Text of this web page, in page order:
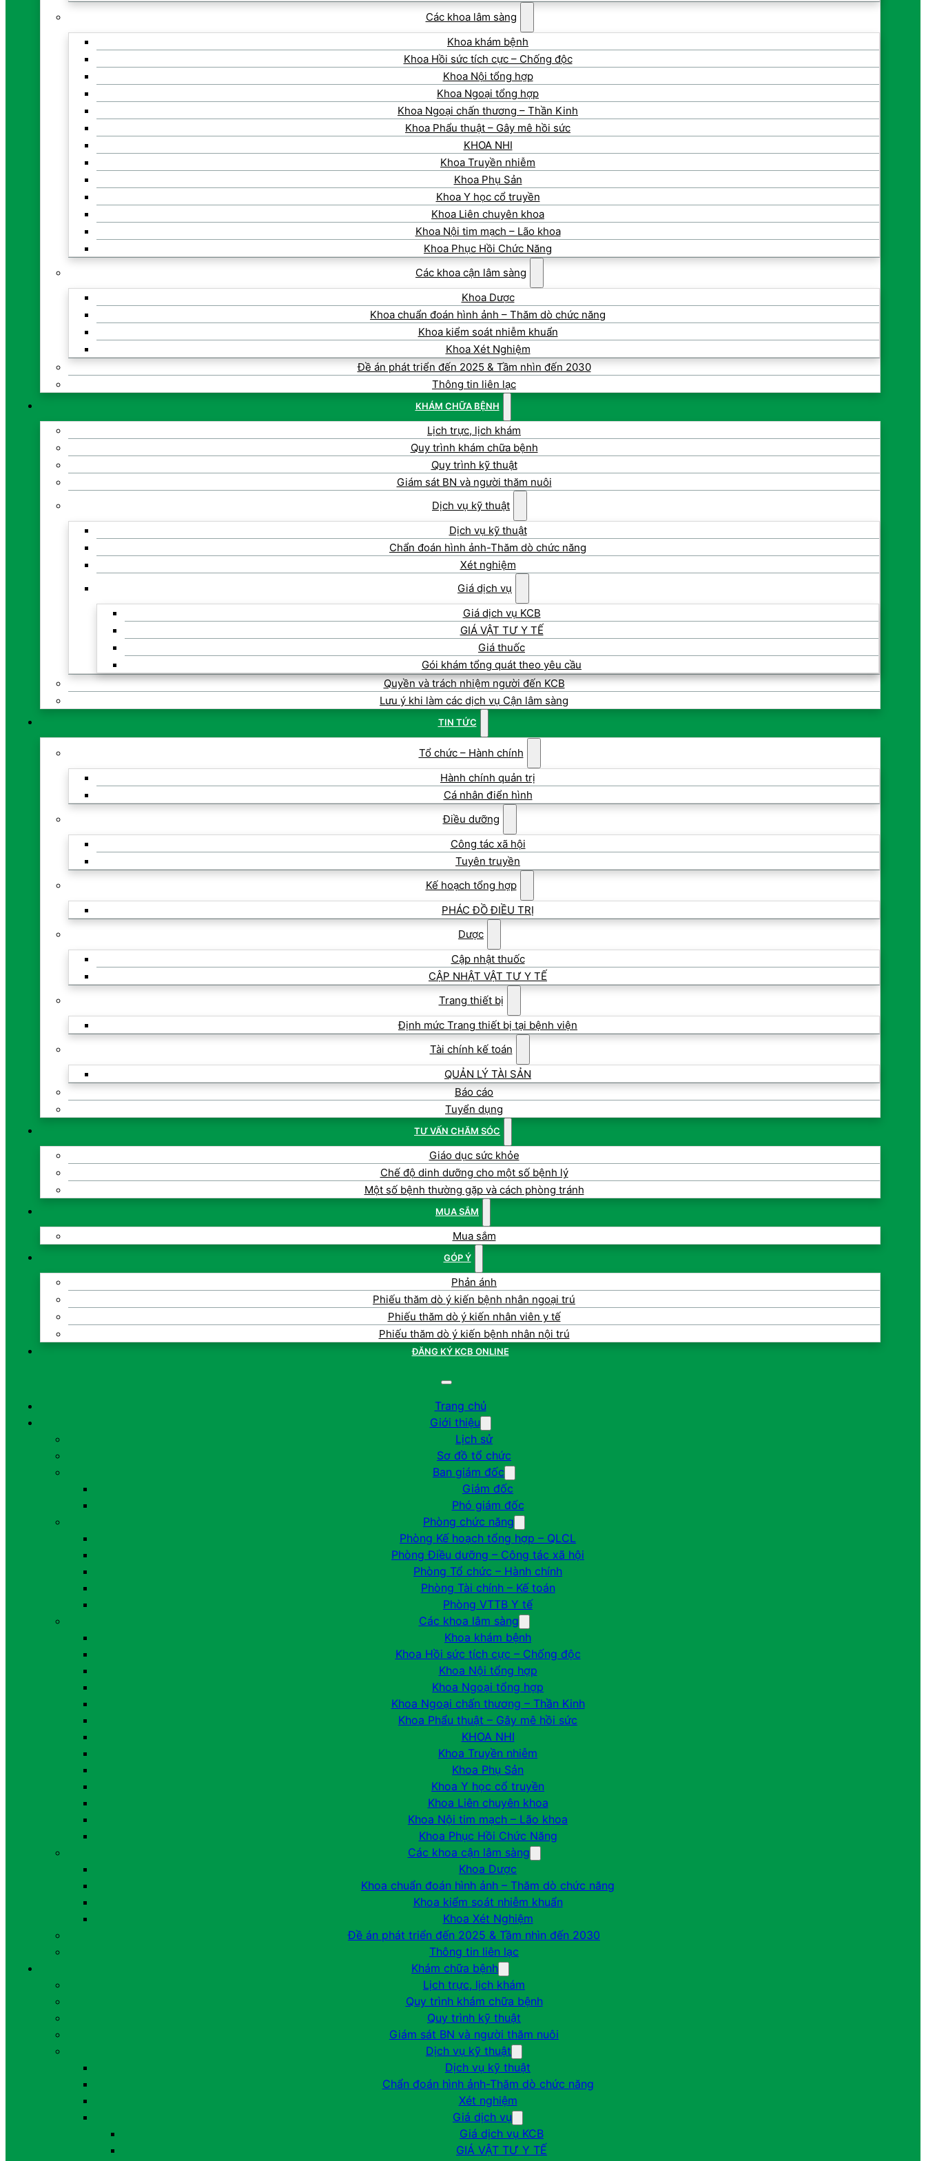
Các khoa lâm sàng
Khoa khám bệnh
Khoa Hồi sức tích cực – Chống độc
Khoa Nội tổng hợp
Khoa Ngoại tổng hợp
Khoa Ngoại chấn thương – Thần Kinh
Khoa Phẩu thuật – Gây mê hồi sức
KHOA NHI
Khoa Truyền nhiễm
Khoa Phụ Sản
Khoa Y học cổ truyền
Khoa Liên chuyên khoa
Khoa Nội tim mạch – Lão khoa
Khoa Phục Hồi Chức Năng
Các khoa cận lâm sàng
Khoa Dược
Khoa chuẩn đoán hình ảnh – Thăm dò chức năng
Khoa kiểm soát nhiễm khuẩn
Khoa Xét Nghiệm
Đề án phát triển đến 2025 & Tầm nhìn đến 2030
Thông tin liên lạc
KHÁM CHỮA BỆNH
Lịch trực, lịch khám
Quy trình khám chữa bệnh
Quy trình kỹ thuật
Giám sát BN và người thăm nuôi
Dịch vụ kỹ thuật
Dịch vụ kỹ thuật
Chẩn đoán hình ảnh-Thăm dò chức năng
Xét nghiệm
Giá dịch vụ
Giá dịch vụ KCB
GIÁ VẬT TƯ Y TẾ
Giá thuốc
Gói khám tổng quát theo yêu cầu
Quyền và trách nhiệm người đến KCB
Lưu ý khi làm các dịch vụ Cận lâm sàng
TIN TỨC
Tổ chức – Hành chính
Hành chính quản trị
Cá nhân điển hình
Điều dưỡng
Công tác xã hội
Tuyên truyền
Kế hoạch tổng hợp
PHÁC ĐỒ ĐIỀU TRỊ
Dược
Cập nhật thuốc
CẬP NHẬT VẬT TƯ Y TẾ
Trang thiết bị
Định mức Trang thiết bị tại bệnh viện
Tài chính kế toán
QUẢN LÝ TÀI SẢN
Báo cáo
Tuyển dụng
TƯ VẤN CHĂM SÓC
Giáo dục sức khỏe
Chế độ dinh dưỡng cho một số bệnh lý
Một số bệnh thường gặp và cách phòng tránh
MUA SẮM
Mua sắm
GÓP Ý
Phản ánh
Phiếu thăm dò ý kiến bệnh nhân ngoại trú
Phiếu thăm dò ý kiến nhân viên y tế
Phiếu thăm dò ý kiến bệnh nhân nội trú
ĐĂNG KÝ KCB ONLINE
Trang chủ
Giới thiệu
Lịch sử
Sơ đồ tổ chức
Ban giám đốc
Giám đốc
Phó giám đốc
Phòng chức năng
Phòng Kế hoạch tổng hợp – QLCL
Phòng Điều dưỡng – Công tác xã hội
Phòng Tổ chức – Hành chính
Phòng Tài chính – Kế toán
Phòng VTTB Y tế
Các khoa lâm sàng
Khoa khám bệnh
Khoa Hồi sức tích cực – Chống độc
Khoa Nội tổng hợp
Khoa Ngoại tổng hợp
Khoa Ngoại chấn thương – Thần Kinh
Khoa Phẩu thuật – Gây mê hồi sức
KHOA NHI
Khoa Truyền nhiễm
Khoa Phụ Sản
Khoa Y học cổ truyền
Khoa Liên chuyên khoa
Khoa Nội tim mạch – Lão khoa
Khoa Phục Hồi Chức Năng
Các khoa cận lâm sàng
Khoa Dược
Khoa chuẩn đoán hình ảnh – Thăm dò chức năng
Khoa kiểm soát nhiễm khuẩn
Khoa Xét Nghiệm
Đề án phát triển đến 2025 & Tầm nhìn đến 2030
Thông tin liên lạc
Khám chữa bệnh
Lịch trực, lịch khám
Quy trình khám chữa bệnh
Quy trình kỹ thuật
Giám sát BN và người thăm nuôi
Dịch vụ kỹ thuật
Dịch vụ kỹ thuật
Chẩn đoán hình ảnh-Thăm dò chức năng
Xét nghiệm
Giá dịch vụ
Giá dịch vụ KCB
GIÁ VẬT TƯ Y TẾ